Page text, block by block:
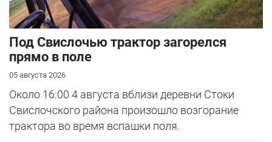
Под Свислочью трактор загорелся
прямо в поле
05 августа 2026
Около 16:00 4 августа вблизи деревни Стоки
Свислочского района произошло возгорание
трактора во время вспашки поля.